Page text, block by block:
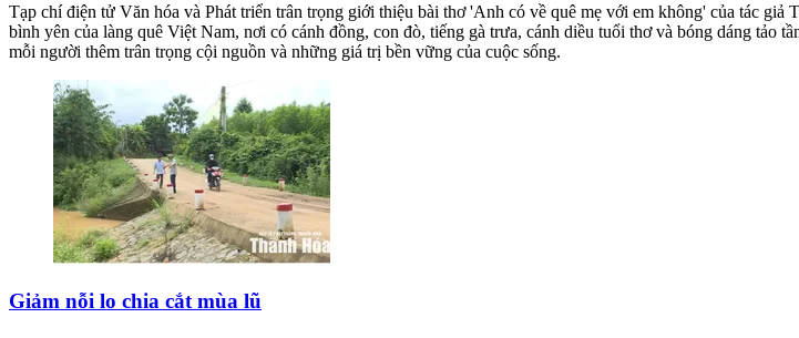
Tạp chí điện tử Văn hóa và Phát triển trân trọng giới thiệu bài thơ 'Anh có về quê mẹ với em không' của tác
bình yên của làng quê Việt Nam, nơi có cánh đồng, con đò, tiếng gà trưa, cánh diều tuổi thơ và bóng dáng tảo
mỗi người thêm trân trọng cội nguồn và những giá trị bền vững của cuộc sống.
Giảm nỗi lo chia cắt mùa lũ